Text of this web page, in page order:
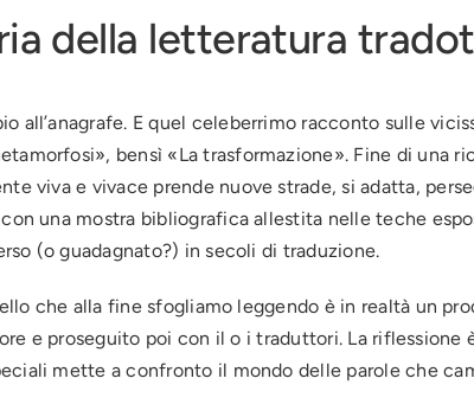
della letteratura
all’anagrafe. E quel celeberrimo racconto sulle
bensì «La trasformazione». Fine di una
viva e vivace prende nuove strade, si adatta,
una mostra bibliografica allestita nelle teche
(o guadagnato?) in secoli di traduzione.
che alla fine sfogliamo leggendo è in realtà un
e proseguito poi con il o i traduttori. La riflessione
mette a confronto il mondo delle parole che